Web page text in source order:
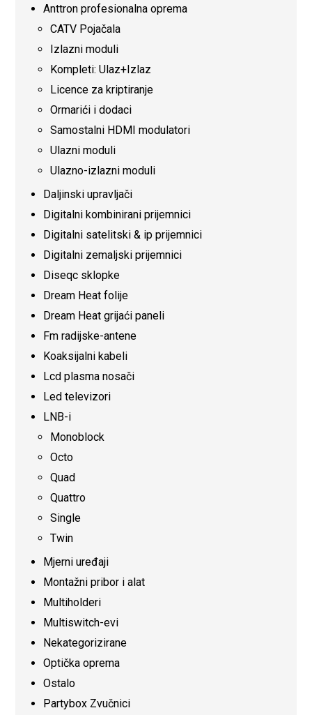
Anttron profesionalna oprema
CATV Pojačala
Izlazni moduli
Kompleti: Ulaz+Izlaz
Licence za kriptiranje
Ormarići i dodaci
Samostalni HDMI modulatori
Ulazni moduli
Ulazno-izlazni moduli
Daljinski upravljači
Digitalni kombinirani prijemnici
Digitalni satelitski & ip prijemnici
Digitalni zemaljski prijemnici
Diseqc sklopke
Dream Heat folije
Dream Heat grijaći paneli
Fm radijske-antene
Koaksijalni kabeli
Lcd plasma nosači
Led televizori
LNB-i
Monoblock
Octo
Quad
Quattro
Single
Twin
Mjerni uređaji
Montažni pribor i alat
Multiholderi
Multiswitch-evi
Nekategorizirane
Optička oprema
Ostalo
Partybox Zvučnici